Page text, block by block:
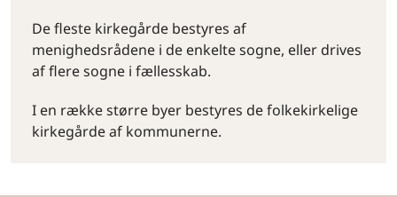
De fleste kirkegårde bestyres af
menighedsrådene i de enkelte sogne, eller drives
af flere sogne i fællesskab.
I en række større byer bestyres de folkekirkelige
kirkegårde af kommunerne.